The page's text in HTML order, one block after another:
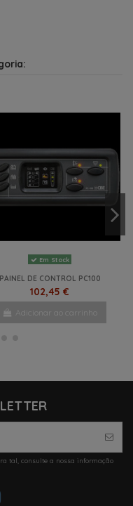
Em Stock
PAINEL DE CONTROL PC100
102,45 €
Adicionar ao carrinho
tal, consulte a nossa informação